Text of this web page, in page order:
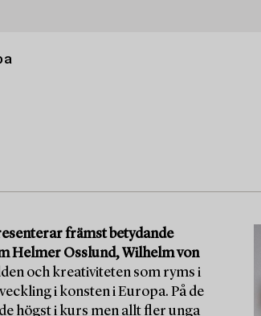
främst betydande
Helmer Osslund, Wilhelm von
och kreativiteten som ryms i
i konsten i Europa. På de
högst i kurs men allt fler unga